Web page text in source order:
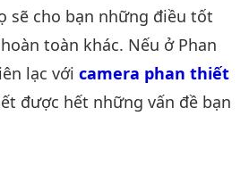
sẽ cho bạn những điều tốt
toàn khác. Nếu ở Phan
lạc với camera phan thiết
được hết những vấn đề bạn